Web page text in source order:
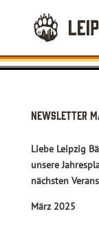
Newsletter
Liebe Leipzig
unsere
nächsten
März 2025